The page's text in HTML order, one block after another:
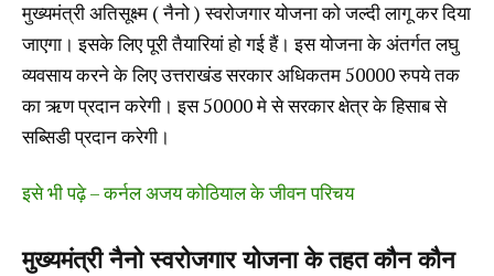
मुख्यमंत्री अतिसूक्ष्म ( नैनो ) स्वरोजगार योजना को जल्दी लागू कर दिया
जाएगा। इसके लिए पूरी तैयारियां हो गई हैं। इस योजना के अंतर्गत लघु
व्यवसाय करने के लिए उत्तराखंड सरकार अधिकतम 50000 रुपये तक
का ऋण प्रदान करेगी। इस 50000 मे से सरकार क्षेत्र के हिसाब से
सब्सिडी प्रदान करेगी।
इसे भी पढ़े – कर्नल अजय कोठियाल के जीवन परिचय
मुख्यमंत्री नैनो स्वरोजगार योजना के तहत कौन कौन